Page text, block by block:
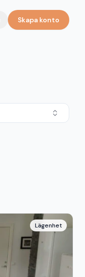
Skapa konto
Lägenhet